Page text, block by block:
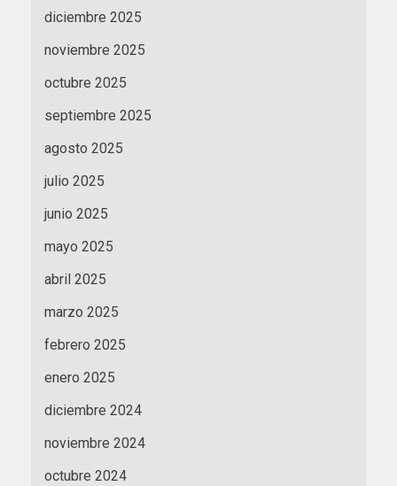
diciembre 2025
noviembre 2025
octubre 2025
septiembre 2025
agosto 2025
julio 2025
junio 2025
mayo 2025
abril 2025
marzo 2025
febrero 2025
enero 2025
diciembre 2024
noviembre 2024
octubre 2024